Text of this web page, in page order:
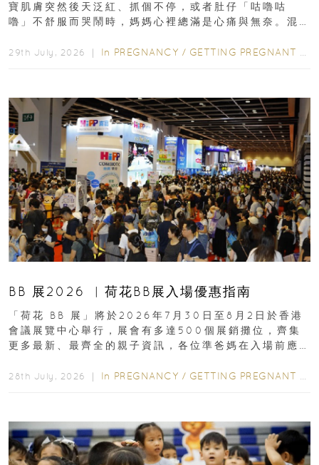
寶肌膚突然後天泛紅、抓個不停，或者肚仔「咕嚕咕
嚕」不舒服而哭鬧時，媽媽心裡總滿是心痛與無奈。混
29th July, 2026 ｜ In PREGNANCY / GETTING PREGNANT
BB 展2026 ︳荷花BB展入場優惠指南
「荷花 BB 展」將於2026年7月30日至8月2日於香港
會議展覽中心舉行，展會有多達500個展銷攤位，齊集
更多最新、最齊全的親子資訊，各位準爸媽在入場前應
28th July, 2026 ｜ In PREGNANCY / GETTING PREGNANT